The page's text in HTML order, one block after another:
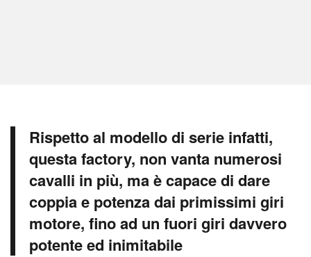
Rispetto al modello di serie infatti,
questa factory, non vanta numerosi
cavalli in più, ma è capace di dare
coppia e potenza dai primissimi giri
motore, fino ad un fuori giri davvero
potente ed inimitabile